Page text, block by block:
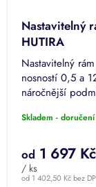
Nastavitelný
HUTIRA
Nastavitelný
nosností 0,5 a
náročnější
Skladem -
od 1 402,50 Kč bez
od 1 697 Kč
/ ks